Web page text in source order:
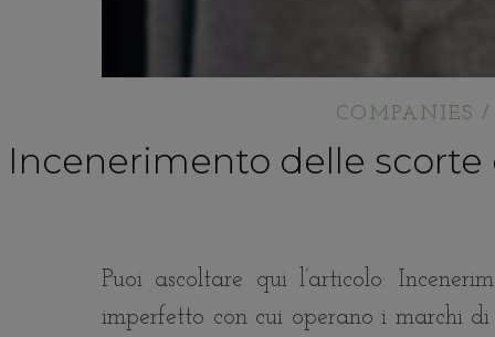
COMPANIES
Incenerimento delle
Puoi ascoltare qui l’articolo:
imperfetto con cui operano i marchi